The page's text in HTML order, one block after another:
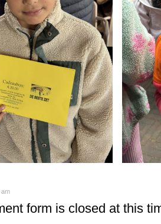
am
form is closed at this